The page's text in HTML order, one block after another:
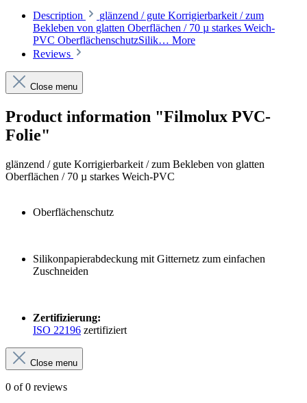
Description
glänzend / gute Korrigierbarkeit / zum
Bekleben von glatten Oberflächen / 70 µ starkes Weich-
PVC OberflächenschutzSilik… More
Reviews
Close menu
Product information "Filmolux PVC-
Folie"
glänzend / gute Korrigierbarkeit / zum Bekleben von glatten
Oberflächen / 70 µ starkes Weich-PVC
Oberflächenschutz
Silikonpapierabdeckung mit Gitternetz zum einfachen
Zuschneiden
Zertifizierung:
ISO 22196 zertifiziert
Close menu
0 of 0 reviews